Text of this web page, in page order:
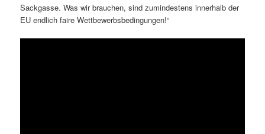
Sackgasse. Was wir brauchen, sind zumindestens innerhalb der
EU endlich faire Wettbewerbsbedingungen!“